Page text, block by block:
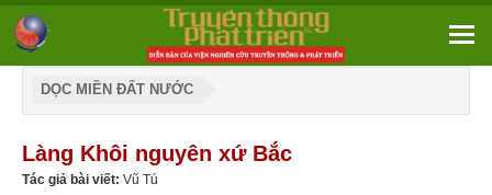
DỌC MIỀN ĐẤT NƯỚC
Làng Khôi nguyên xứ Bắc
Tác giả bài viết: Vũ Tú